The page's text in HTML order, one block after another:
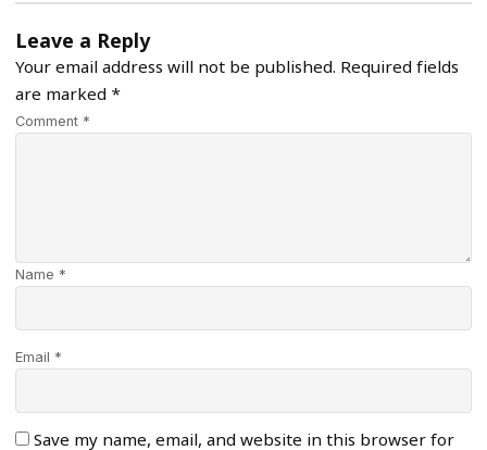
Leave a Reply
Your email address will not be published. Required fields
are marked *
Comment *
Name *
Email *
Save my name, email, and website in this browser for